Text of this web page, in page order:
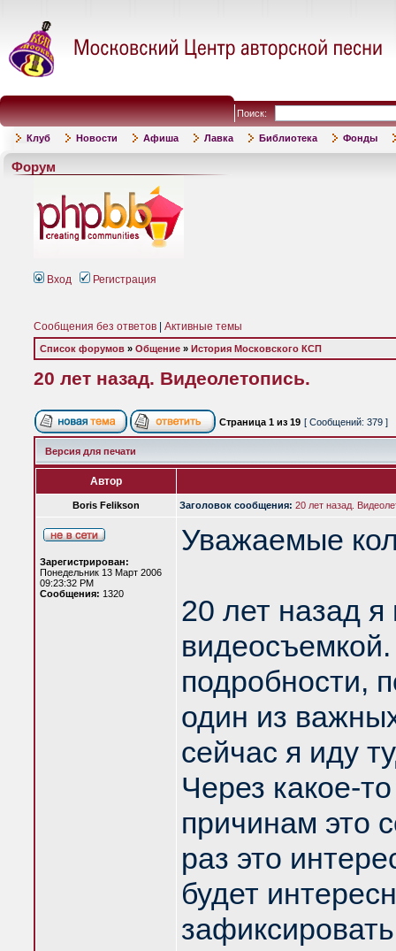
Поиск:
Клуб Новости Афиша Лавка Библиотека Фонды
Форум
Вход Регистрация
Сообщения без ответов Активные темы
Список форумов » Общение » История Московского КСП
20 лет назад. Видеолетопись.
Страница 1 из 19 [ Сообщений: 379 ]
Версия для печати
Автор
Boris Felikson Заголовок сообщения: 20 лет назад.
Зарегистрирован:
Понедельник 13 Март 2006
09:23:32 PM
Сообщения: 1320
Уважаемые
20 лет назад я
подробности,
один из
сейчас я иду
Через какое-
причинам это
раз это
будет